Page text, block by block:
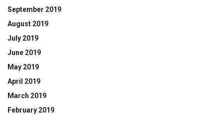
September 2019
August 2019
July 2019
June 2019
May 2019
April 2019
March 2019
February 2019